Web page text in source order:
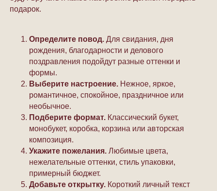
подарок.
Определите повод. Для свидания, дня
рождения, благодарности и делового
поздравления подойдут разные оттенки и
формы.
Выберите настроение. Нежное, яркое,
романтичное, спокойное, праздничное или
необычное.
Подберите формат. Классический букет,
монобукет, коробка, корзина или авторская
композиция.
Укажите пожелания. Любимые цвета,
нежелательные оттенки, стиль упаковки,
примерный бюджет.
Добавьте открытку. Короткий личный текст